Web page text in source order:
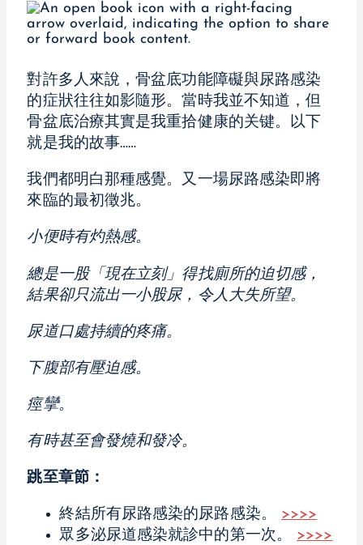
對許多人來說，骨盆底功能障礙與尿路感染
的症狀往往如影隨形。當時我並不知道，但
骨盆底治療其實是我重拾健康的关键。以下
就是我的故事……
我們都明白那種感覺。又一場尿路感染即將
來臨的最初徵兆。
小便時有灼熱感。
總是一股「現在立刻」得找廁所的迫切感，
結果卻只流出一小股尿，令人大失所望。
尿道口處持續的疼痛。
下腹部有壓迫感。
痙攣。
有時甚至會發燒和發冷。
跳至章節：
終結所有尿路感染的尿路感染。 >>>>
眾多泌尿道感染就診中的第一次。 >>>>